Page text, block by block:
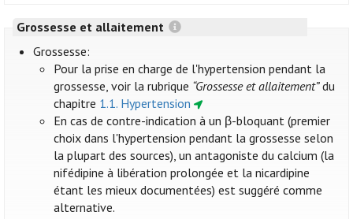
Grossesse et allaitement
Grossesse:
Pour la prise en charge de l'hypertension pendant la
grossesse, voir la rubrique “Grossesse et allaitement”du
chapitre 1.1. Hypertension
En cas de contre-indication à un β-bloquant (premier
choix dans l'hypertension pendant la grossesse selon
la plupart des sources), un antagoniste du calcium (la
nifédipine à libération prolongée et la nicardipine
étant les mieux documentées) est suggéré comme
alternative.